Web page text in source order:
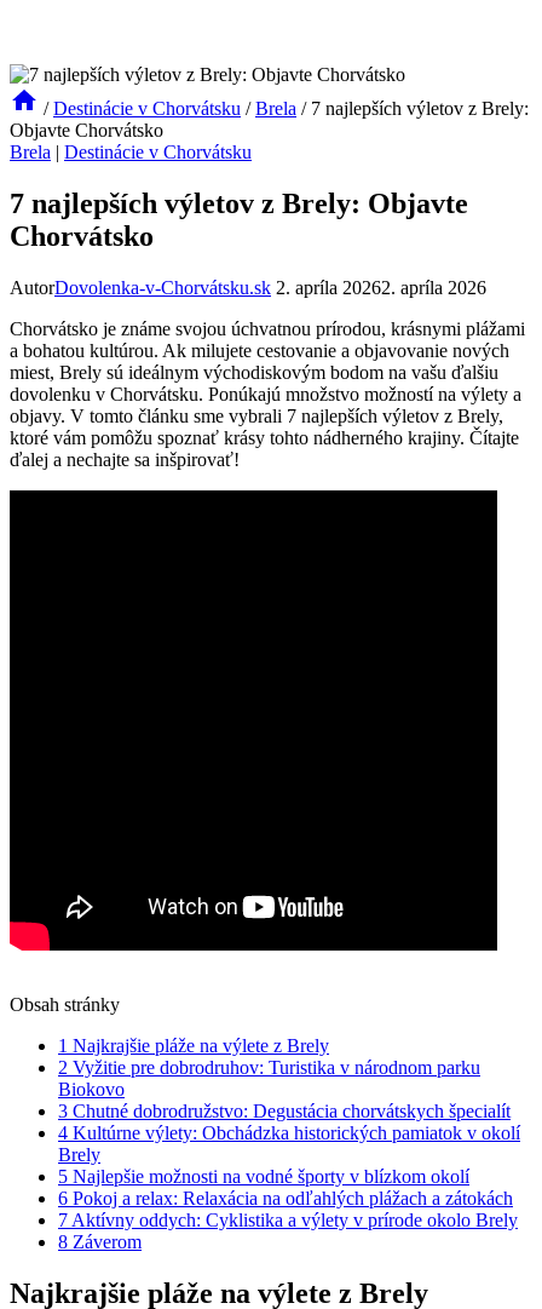
/ Destinácie v Chorvátsku / Brela / 7 najlepších výletov z Brely:
Objavte Chorvátsko
Brela | Destinácie v Chorvátsku
7 najlepších výletov z Brely: Objavte
Chorvátsko
AutorDovolenka-v-Chorvátsku.sk 2. apríla 20262. apríla 2026
Chorvátsko je známe svojou úchvatnou prírodou, krásnymi plážami
a bohatou kultúrou. Ak milujete cestovanie a objavovanie nových
miest, Brely sú ideálnym východiskovým bodom na vašu ďalšiu
dovolenku v Chorvátsku. Ponúkajú množstvo možností na výlety a
objavy. V tomto článku sme vybrali 7 najlepších výletov z Brely,
ktoré vám pomôžu spoznať krásy tohto nádherného krajiny. Čítajte
ďalej a nechajte sa inšpirovať!
Obsah stránky
1 Najkrajšie pláže na výlete z Brely
2 Vyžitie pre dobrodruhov: Turistika v národnom parku
Biokovo
3 Chutné dobrodružstvo: Degustácia chorvátskych špecialít
4 Kultúrne výlety: Obchádzka historických pamiatok v okolí
Brely
5 Najlepšie možnosti na vodné športy v blízkom okolí
6 Pokoj a relax: Relaxácia na odľahlých plážach a zátokách
7 Aktívny oddych: Cyklistika a výlety v prírode okolo Brely
8 Záverom
Najkrajšie pláže na výlete z Brely